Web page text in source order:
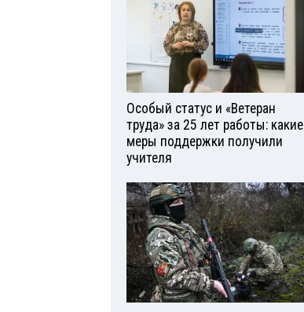
Особый статус и «Ветеран
труда» за 25 лет работы: какие
меры поддержки получили
учителя